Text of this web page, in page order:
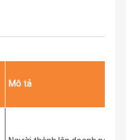
Mô tả